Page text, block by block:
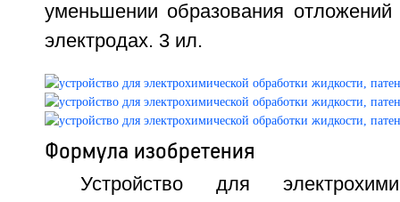
уменьшении образования отложений
электродах. 3 ил.
Формула изобретения
Устройство для